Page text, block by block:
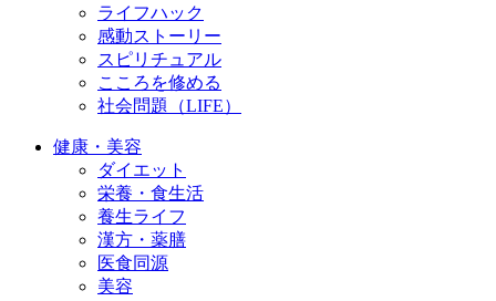
ライフハック
感動ストーリー
スピリチュアル
こころを修める
社会問題（LIFE）
健康・美容
ダイエット
栄養・食生活
養生ライフ
漢方・薬膳
医食同源
美容